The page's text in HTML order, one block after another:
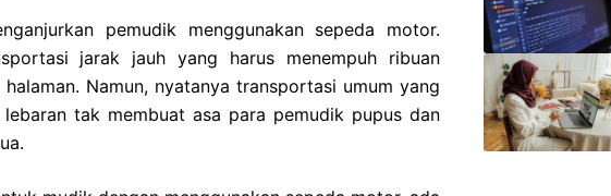
pemudik menggunakan sepeda motor.
jarak jauh yang harus menempuh ribuan
Namun, nyatanya transportasi umum yang
tak membuat asa para pemudik pupus dan